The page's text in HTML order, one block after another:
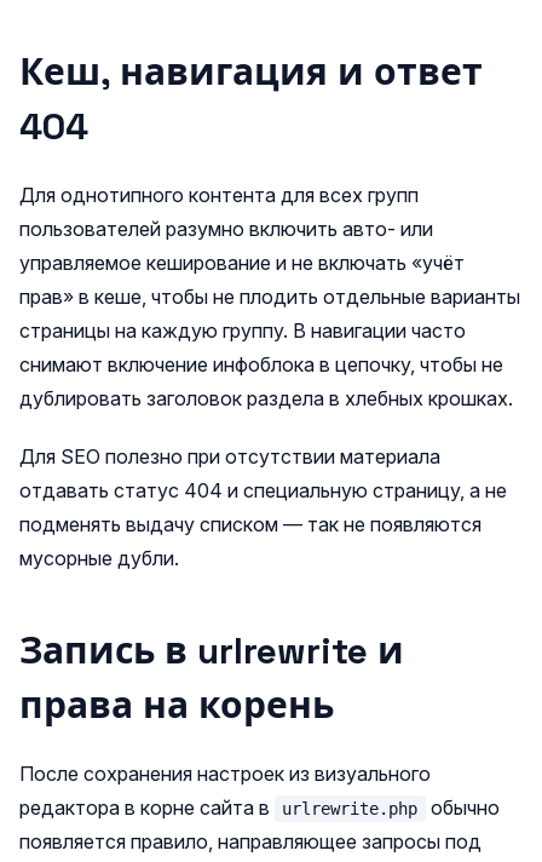
Кеш, навигация и ответ
404
Для однотипного контента для всех групп
пользователей разумно включить авто- или
управляемое кеширование и не включать «учёт
прав» в кеше, чтобы не плодить отдельные варианты
страницы на каждую группу. В навигации часто
снимают включение инфоблока в цепочку, чтобы не
дублировать заголовок раздела в хлебных крошках.
Для SEO полезно при отсутствии материала
отдавать статус 404 и специальную страницу, а не
подменять выдачу списком — так не появляются
мусорные дубли.
Запись в urlrewrite и
права на корень
После сохранения настроек из визуального
редактора в корне сайта в
urlrewrite.php
обычно
появляется правило, направляющее запросы под